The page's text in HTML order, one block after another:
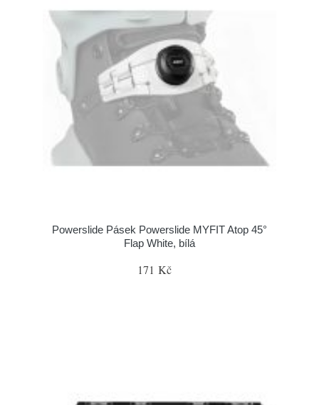
Powerslide Pásek Powerslide MYFIT Atop 45°
Flap White, bílá
171 Kč